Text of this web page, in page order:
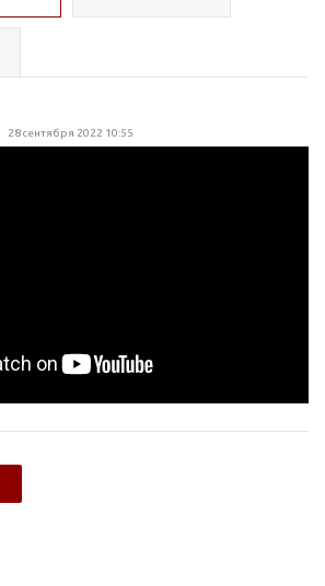
28 сентября 2022 10:55